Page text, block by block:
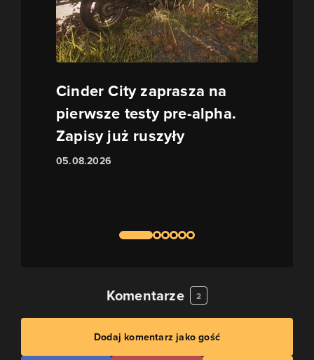
Cinder City zaprasza na
pierwsze testy pre-alpha.
Zapisy już ruszyły
05.08.2026
Komentarze 2
Dodaj komentarz jako gość